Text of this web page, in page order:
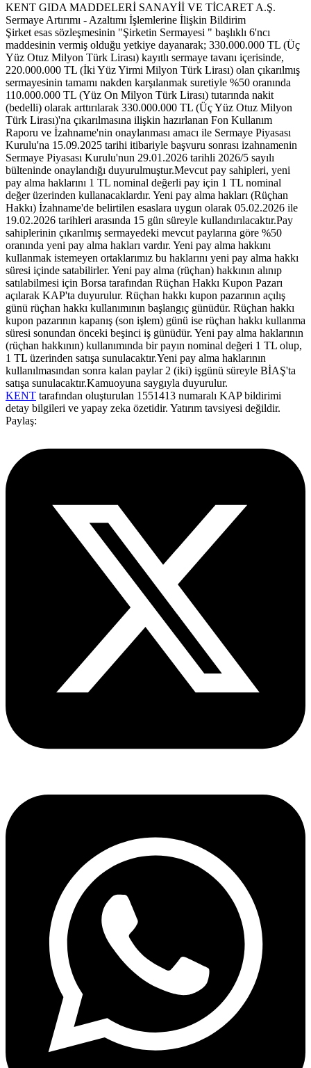
KENT GIDA MADDELERİ SANAYİİ VE TİCARET A.Ş.
Sermaye Artırımı - Azaltımı İşlemlerine İlişkin Bildirim
Şirket esas sözleşmesinin "Şirketin Sermayesi " başlıklı 6'ncı
maddesinin vermiş olduğu yetkiye dayanarak; 330.000.000 TL (Üç
Yüz Otuz Milyon Türk Lirası) kayıtlı sermaye tavanı içerisinde,
220.000.000 TL (İki Yüz Yirmi Milyon Türk Lirası) olan çıkarılmış
sermayesinin tamamı nakden karşılanmak suretiyle %50 oranında
110.000.000 TL (Yüz On Milyon Türk Lirası) tutarında nakit
(bedelli) olarak arttırılarak 330.000.000 TL (Üç Yüz Otuz Milyon
Türk Lirası)'na çıkarılmasına ilişkin hazırlanan Fon Kullanım
Raporu ve İzahname'nin onaylanması amacı ile Sermaye Piyasası
Kurulu'na 15.09.2025 tarihi itibariyle başvuru sonrası izahnamenin
Sermaye Piyasası Kurulu'nun 29.01.2026 tarihli 2026/5 sayılı
bülteninde onaylandığı duyurulmuştur.Mevcut pay sahipleri, yeni
pay alma haklarını 1 TL nominal değerli pay için 1 TL nominal
değer üzerinden kullanacaklardır. Yeni pay alma hakları (Rüçhan
Hakkı) İzahname'de belirtilen esaslara uygun olarak 05.02.2026 ile
19.02.2026 tarihleri arasında 15 gün süreyle kullandırılacaktır.Pay
sahiplerinin çıkarılmış sermayedeki mevcut paylarına göre %50
oranında yeni pay alma hakları vardır. Yeni pay alma hakkını
kullanmak istemeyen ortaklarımız bu haklarını yeni pay alma hakkı
süresi içinde satabilirler. Yeni pay alma (rüçhan) hakkının alınıp
satılabilmesi için Borsa tarafından Rüçhan Hakkı Kupon Pazarı
açılarak KAP'ta duyurulur. Rüçhan hakkı kupon pazarının açılış
günü rüçhan hakkı kullanımının başlangıç günüdür. Rüçhan hakkı
kupon pazarının kapanış (son işlem) günü ise rüçhan hakkı kullanma
süresi sonundan önceki beşinci iş günüdür. Yeni pay alma haklarının
(rüçhan hakkının) kullanımında bir payın nominal değeri 1 TL olup,
1 TL üzerinden satışa sunulacaktır.Yeni pay alma haklarının
kullanılmasından sonra kalan paylar 2 (iki) işgünü süreyle BİAŞ'ta
satışa sunulacaktır.Kamuoyuna saygıyla duyurulur.
KENT tarafından oluşturulan 1551413 numaralı KAP bildirimi
detay bilgileri ve yapay zeka özetidir. Yatırım tavsiyesi değildir.
Paylaş: